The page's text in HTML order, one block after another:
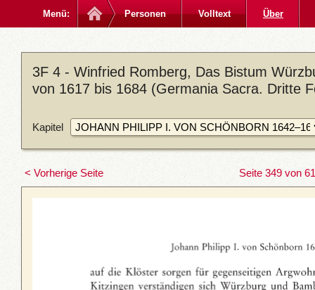
Menü: Personen Volltext Über
3F 4 - Winfried Romberg, Das Bistum
von 1617 bis 1684 (Germania Sacra. Dritte
Kapitel
< Vorherige Seite Seite 349 von